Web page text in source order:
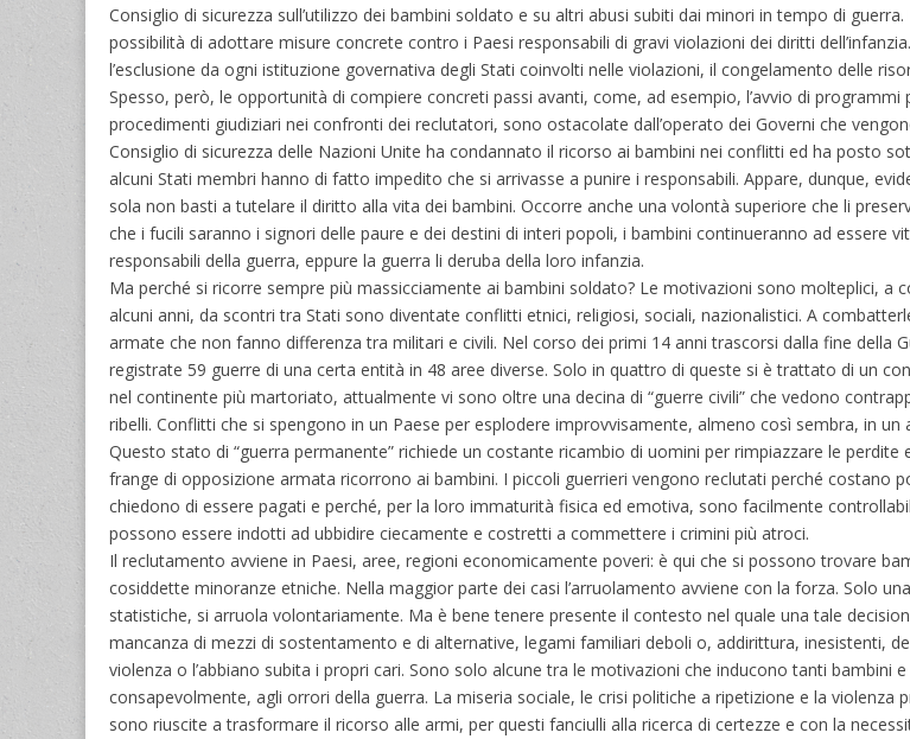
Consiglio di sicurezza sull’utilizzo dei bambini soldato e su altri abusi subiti dai minori in tempo di
possibilità di adottare misure concrete contro i Paesi responsabili di gravi violazioni dei diritti
l’esclusione da ogni istituzione governativa degli Stati coinvolti nelle violazioni, il congelamento delle
Spesso, però, le opportunità di compiere concreti passi avanti, come, ad esempio, l’avvio di
procedimenti giudiziari nei confronti dei reclutatori, sono ostacolate dall’operato dei Governi che
Consiglio di sicurezza delle Nazioni Unite ha condannato il ricorso ai bambini nei conflitti ed ha posto
alcuni Stati membri hanno di fatto impedito che si arrivasse a punire i responsabili. Appare, dunque,
sola non basti a tutelare il diritto alla vita dei bambini. Occorre anche una volontà superiore che li
che i fucili saranno i signori delle paure e dei destini di interi popoli, i bambini continueranno ad essere
responsabili della guerra, eppure la guerra li deruba della loro infanzia.
Ma perché si ricorre sempre più massicciamente ai bambini soldato? Le motivazioni sono molteplici, a
alcuni anni, da scontri tra Stati sono diventate conflitti etnici, religiosi, sociali, nazionalistici. A
armate che non fanno differenza tra militari e civili. Nel corso dei primi 14 anni trascorsi dalla fine della
registrate 59 guerre di una certa entità in 48 aree diverse. Solo in quattro di queste si è trattato di un
nel continente più martoriato, attualmente vi sono oltre una decina di “guerre civili” che vedono
ribelli. Conflitti che si spengono in un Paese per esplodere improvvisamente, almeno così sembra, in
Questo stato di “guerra permanente” richiede un costante ricambio di uomini per rimpiazzare le
frange di opposizione armata ricorrono ai bambini. I piccoli guerrieri vengono reclutati perché costano
chiedono di essere pagati e perché, per la loro immaturità fisica ed emotiva, sono facilmente
possono essere indotti ad ubbidire ciecamente e costretti a commettere i crimini più atroci.
Il reclutamento avviene in Paesi, aree, regioni economicamente poveri: è qui che si possono trovare
cosiddette minoranze etniche. Nella maggior parte dei casi l’arruolamento avviene con la forza. Solo
statistiche, si arruola volontariamente. Ma è bene tenere presente il contesto nel quale una tale
mancanza di mezzi di sostentamento e di alternative, legami familiari deboli o, addirittura, inesistenti,
violenza o l’abbiano subita i propri cari. Sono solo alcune tra le motivazioni che inducono tanti bambini
consapevolmente, agli orrori della guerra. La miseria sociale, le crisi politiche a ripetizione e la violenza
sono riuscite a trasformare il ricorso alle armi, per questi fanciulli alla ricerca di certezze e con la